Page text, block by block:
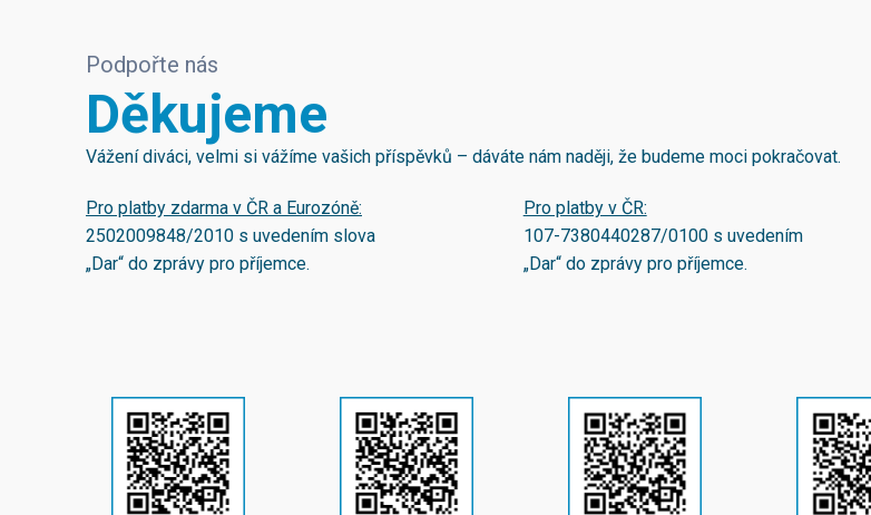
Podpořte nás
Děkujeme
Vážení diváci, velmi si vážíme vašich příspěvků – dáváte nám naději, že budeme moci pokračovat.
Pro platby zdarma v ČR a Eurozóně:
2502009848/2010 s uvedením slova
„Dar“ do zprávy pro příjemce.
Pro platby v ČR:
107-7380440287/0100s uvedením
„Dar“ do zprávy pro příjemce.